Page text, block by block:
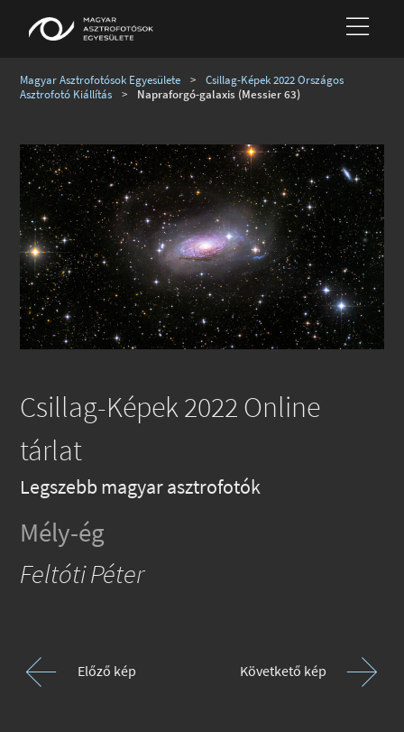
Magyar Asztrofotósok Egyesülete >
Csillag-Képek 2022 Országos
Asztrofotó Kiállítás
> Napraforgó-galaxis (Messier 63)
Csillag-Képek 2022 Online
tárlat
Legszebb magyar asztrofotók
Mély-ég
Feltóti Péter
Előző kép Követkető kép